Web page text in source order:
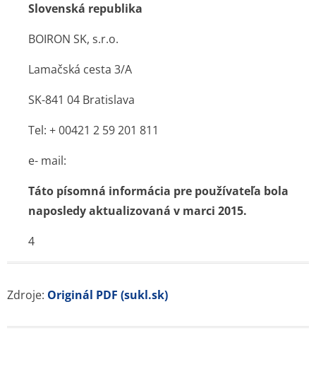
Slovenská republika
BOIRON SK, s.r.o.
Lamačská cesta 3/A
SK-841 04 Bratislava
Tel: + 00421 2 59 201 811
e- mail:
Táto písomná informácia pre používateľa bola
naposledy aktualizovaná v marci 2015.
4
Zdroje: Originál PDF (sukl.sk)